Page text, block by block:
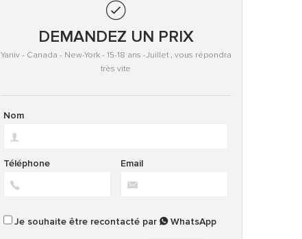
DEMANDEZ UN PRIX
Yaniv - Canada - New-York - 15-18 ans -Juillet , vous répondra
très vite
Nom
Email
Téléphone
Je souhaite être recontacté par WhatsApp